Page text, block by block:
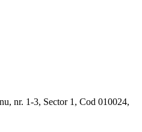
nr. 1-3, Sector 1, Cod 010024,